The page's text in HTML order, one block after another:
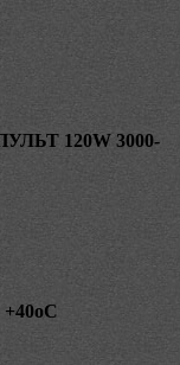
120W 3000-
+40oC